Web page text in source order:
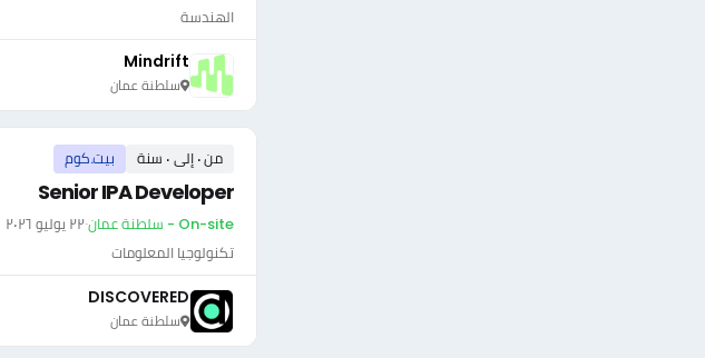
الهندسة
Mindrift
سلطنة عمان
من ٠ إلى ٠ سنة بيت.كوم
Senior IPA Developer
On-site - سلطنة عمان ·٢٢ يوليو ٢٠٢٦
تكنولوجيا المعلومات
DISCOVERED
سلطنة عمان